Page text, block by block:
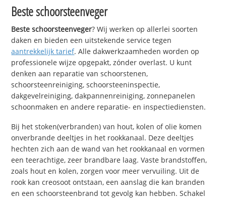
Beste schoorsteenveger
Beste schoorsteenveger? Wij werken op allerlei soorten
daken en bieden een uitstekende service tegen
aantrekkelijk tarief. Alle dakwerkzaamheden worden op
professionele wijze opgepakt, zónder overlast. U kunt
denken aan reparatie van schoorstenen,
schoorsteenreiniging, schoorsteeninspectie,
dakgevelreiniging, dakpannenreiniging, zonnepanelen
schoonmaken en andere reparatie- en inspectiediensten.
Bij het stoken(verbranden) van hout, kolen of olie komen
onverbrande deeltjes in het rookkanaal. Deze deeltjes
hechten zich aan de wand van het rookkanaal en vormen
een teerachtige, zeer brandbare laag. Vaste brandstoffen,
zoals hout en kolen, zorgen voor meer vervuiling. Uit de
rook kan creosoot ontstaan, een aanslag die kan branden
en een schoorsteenbrand tot gevolg kan hebben. Schakel